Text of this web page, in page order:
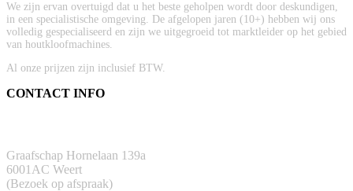
We zijn ervan overtuigd dat u het beste geholpen wordt door deskundigen,
in een specialistische omgeving. De afgelopen jaren (10+) hebben wij ons
volledig gespecialiseerd en zijn we uitgegroeid tot marktleider op het gebied
van houtkloofmachines.
Al onze prijzen zijn inclusief BTW.
CONTACT INFO
Graafschap Hornelaan 139a
6001AC Weert
(Bezoek op afspraak)